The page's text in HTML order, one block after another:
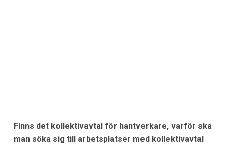
Finns det kollektivavtal för hantverkare, varför ska
man söka sig till arbetsplatser med kollektivavtal